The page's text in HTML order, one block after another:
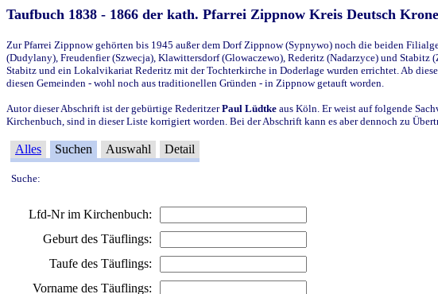
Taufbuch 1838 - 1866 der kath. Pfarrei Zippnow Kreis Deutsch Krone
Zur Pfarrei Zippnow gehörten bis 1945 außer dem Dorf Zippnow (Sypnywo) noch die beiden
(Dudylany), Freudenfier (Szwecja), Klawittersdorf (Glowaczewo), Rederitz (Nadarzyce) und
Stabitz und ein Lokalvikariat Rederitz mit der Tochterkirche in Doderlage wurden errichtet. Ab
diesen Gemeinden - wohl noch aus traditionellen Gründen - in Zippnow getauft worden.
Autor dieser Abschrift ist der gebürtige RederitzerPaul Lüdtke aus Köln. Er weist auf folgende
Kirchenbuch, sind in dieser Liste korrigiert worden. Bei der Abschrift kann es aber dennoch zu
Alles Suchen Auswahl Detail
Suche:
Lfd-Nr im Kirchenbuch:
Geburt des Täuflings:
Taufe des Täuflings:
Vorname des Täuflings: